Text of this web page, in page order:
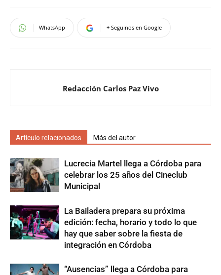
WhatsApp + Seguinos en Google
Redacción Carlos Paz Vivo
Artículo relacionados Más del autor
Lucrecia Martel llega a Córdoba para
celebrar los 25 años del Cineclub
Municipal
La Bailadera prepara su próxima
edición: fecha, horario y todo lo que
hay que saber sobre la fiesta de
integración en Córdoba
“Ausencias” llega a Córdoba para